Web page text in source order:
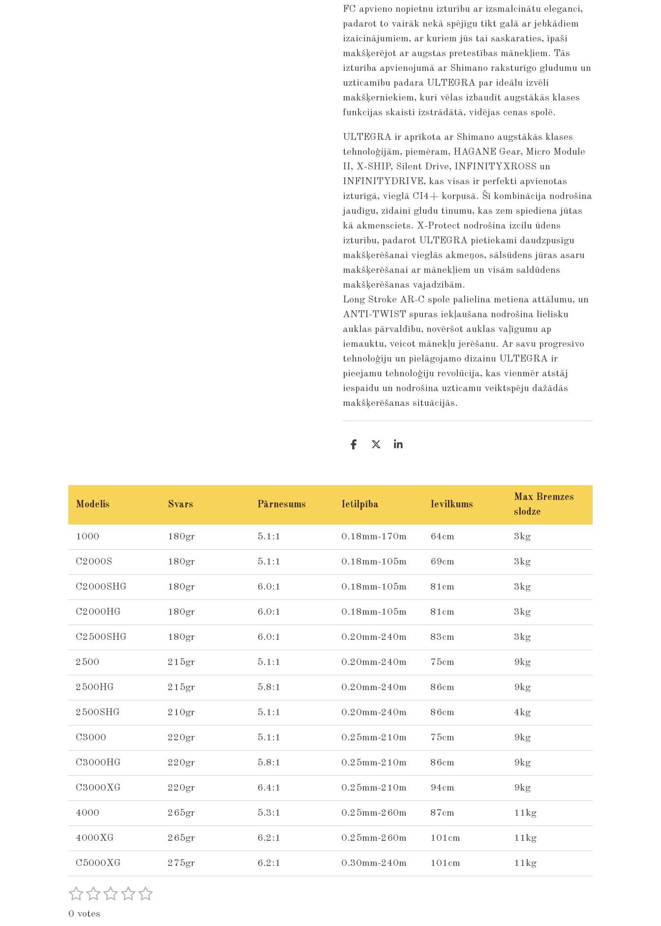
FC apvieno nopietnu izturību ar izsmalcinātu eleganci,
padarot to vairāk nekā spējīgu tikt galā ar jebkādiem
izaicinājumiem, ar kuriem jūs tai saskaraties, īpaši
makšķerējot ar augstas pretestības mānekļiem. Tās
izturība apvienojumā ar Shimano raksturīgo gludumu un
uzticamību padara ULTEGRA par ideālu izvēli
makšķerniekiem, kuri vēlas izbaudīt augstākās klases
funkcijas skaisti izstrādātā, vidējas cenas spolē.
ULTEGRA ir aprīkota ar Shimano augstākās klases
tehnoloģijām, piemēram, HAGANE Gear, Micro Module
II, X-SHIP, Silent Drive, INFINITYXROSS un
INFINITYDRIVE, kas visas ir perfekti apvienotas
izturīgā, vieglā CI4+ korpusā. Šī kombinācija nodrošina
jaudīgu, zīdaini gludu tinumu, kas zem spiediena jūtas
kā akmensciets. X-Protect nodrošina izcilu ūdens
izturību, padarot ULTEGRA pietiekami daudzpusīgu
makšķerēšanai vieglās akmeņos, sālsūdens jūras asaru
makšķerēšanai ar mānekļiem un visām saldūdens
makšķerēšanas vajadzībām.
Long Stroke AR-C spole palielina metiena attālumu, un
ANTI-TWIST spuras iekļaušana nodrošina lielisku
auklas pārvaldību, novēršot auklas vaļīgumu ap
iemauktu, veicot mānekļu jerēšanu. Ar savu progresīvo
tehnoloģiju un pielāgojamo dizainu ULTEGRA ir
pieejamu tehnoloģiju revolūcija, kas vienmēr atstāj
iespaidu un nodrošina uzticamu veiktspēju dažādās
makšķerēšanas situācijās.
S
S
S
Modelis Svars Pārnesums Ietilpība Ievilkums
Max Bremzes
slodze
1000 180gr 5.1:1 0.18mm-170m 64cm 3kg
C2000S 180gr 5.1:1 0.18mm-105m 69cm 3kg
C2000SHG 180gr 6.0:1 0.18mm-105m 81cm 3kg
C2000HG 180gr 6.0:1 0.18mm-105m 81cm 3kg
C2500SHG 180gr 6.0:1 0.20mm-240m 83cm 3kg
2500 215gr 5.1:1 0.20mm-240m 75cm 9kg
2500HG 215gr 5.8:1 0.20mm-240m 86cm 9kg
2500SHG 210gr 5.1:1 0.20mm-240m 86cm 4kg
C3000 220gr 5.1:1 0.25mm-210m 75cm 9kg
C3000HG 220gr 5.8:1 0.25mm-210m 86cm 9kg
C3000XG 220gr 6.4:1 0.25mm-210m 94cm 9kg
4000 265gr 5.3:1 0.25mm-260m 87cm 11kg
4000XG 265gr 6.2:1 0.25mm-260m 101cm 11kg
C5000XG 275gr 6.2:1 0.30mm-240m 101cm 11kg
R
1
s
2
s
3 4 5
S
0 votes